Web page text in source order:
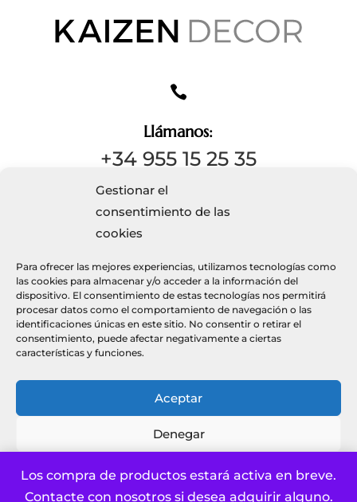
Gestionar el
consentimiento de las
cookies
Para ofrecer las mejores experiencias, utilizamos tecnologías como
las cookies para almacenar y/o acceder a la información del
dispositivo. El consentimiento de estas tecnologías nos permitirá
procesar datos como el comportamiento de navegación o las
identificaciones únicas en este sitio. No consentir o retirar el
consentimiento, puede afectar negativamente a ciertas
características y funciones.
Aceptar
Denegar
Ver preferencias
Los compra de productos estará activa en breve.
Contacte con nosotros si desea adquirir alguno.

Llámanos:
+34 955 15 25 35

info@kaizendecor.es
páginas web optika.es
Política de privacidad y Aviso Legal